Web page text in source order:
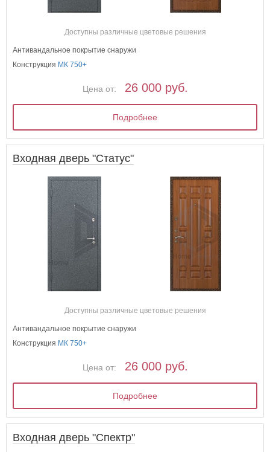
Доступны различные цветовые решения
Антивандальное покрытие снаружи
Конструкция МК 750+
Цена от: 26 000 руб.
Подробнее
Входная дверь "Статус"
Доступны различные цветовые решения
Антивандальное покрытие снаружи
Конструкция МК 750+
Цена от: 26 000 руб.
Подробнее
Входная дверь "Спектр"